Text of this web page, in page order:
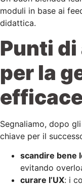
moduli in base ai
didattica.
Punti
per la
Segnaliamo, dopo
chiave per il
scandire bene
evitando
curare l’UX: i